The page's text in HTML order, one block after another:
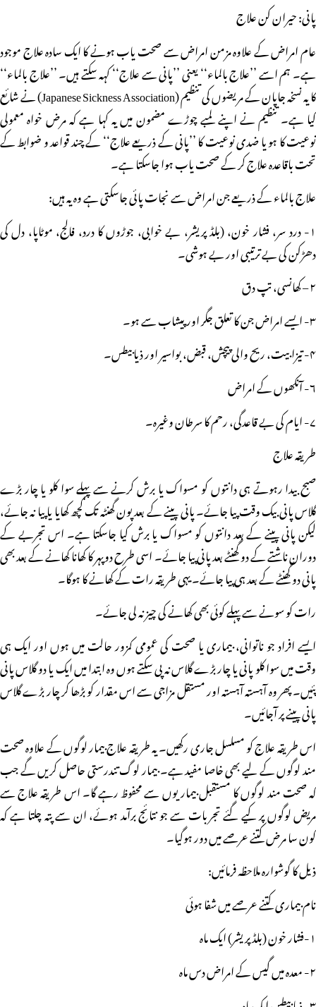
پانی: حیران کن علاج
عام امراض کے علاوہ مزمن امراض سے صحت یاب ہونے کا ایک سادہ علاج موجود
ہے۔ ہم اسے ’’علاج بالماء‘‘ یعنی ’’پانی سے علاج‘‘ کہہ سکتے ہیں۔ ’’علاج بالماء‘‘
کا یہ نسخہ جاپان کے مریضوں کی تنظیم (Japanese Sickness Association) نے شائع
کیا ہے۔ تنظیم نے اپنے لمبے چوڑے مضمون میں یہ کہا ہے کہ مرض خواہ معمولی
نوعیت کا ہو یا ضدی نوعیت کا ’’پانی کے ذریعے علاج‘‘ کے چند قواعد و ضوابط کے
تحت باقاعدہ علاج کر کے صحت یاب ہوا جاسکتا ہے۔
علاج بالماء کے ذریعے جن امراض سے نجات پائی جاسکتی ہے وہ یہ ہیں:
۱- درد سر، فشار خون، (بلڈ پریشر، بے خوابی، جوڑوں کا درد، فالج، موٹاپا، دل کی
دھڑکن کی بے ترتیبی اور بے ہوشی۔
۲ – کھانسی، تپ دق
۳- ایسے امراض جن کا تعلق جگر اور پیشاب سے ہو۔
۴- تیزابیت، ریح والی پیچش، قبض، بواسیر اور ذیابیطس۔
۶- آنکھوں کے امراض
۷- ایام کی بے قاعدگی، رحم کا سرطان وغیرہ۔
طریقہ علاج
صبح بیدا رہوتے ہی دانتوں کو مسواک یا برش کرنے سے پہلے سوا کلو یا چار بڑے
گلاس پانی بیک وقت پیا جائے۔ پانی پینے کے بعد پون گھنٹہ تک کچھ کھایا یا پیا نہ جائے،
لیکن پانی پینے کے بعد دانتوں کو مسواک یا برش کیا جاسکتا ہے۔ اس تجربے کے
دوران ناشتے کے دو گھنٹے بعد پانی پیا جائے۔ اسی طرح دوپہر کا کھانا کھانے کے بعد بھی
پانی دو گھنٹے کے بعد ہی پیا جائے۔ یہی طریقہ رات کے کھانے کا ہوگا۔
رات کو سونے سے پہلے کوئی بھی کھانے کی چیز نہ لی جائے۔
ایسے افراد جو ناتوانی، بیماری یا صحت کی عمومی کمزور حالت میں ہوں اور ایک ہی
وقت میں سوا کلو پانی یا چار بڑے گلاس نہ پی سکتے ہوں وہ ابتدا میں ایک یا دو گلاس پانی
پئیں۔ پھر وہ آہستہ آہستہ اور مستقل مزاجی سے اس مقدار کو بڑھا کر چار بڑے گلاس
پانی پینے پر آجائیں۔
اس طریقہ علاج کو مسلسل جاری رکھیں۔ یہ طریقہ علاج بیمار لوگوں کے علاوہ صحت
مند لوگوں کے لیے بھی خاصا مفید ہے۔ بیمار لوگ تندرستی حاصل کریں گے جب
کہ صحت مند لوگوں کا مستقبل بیماریوں سے محفوظ رہے گا۔ اس طریقہ علاج سے
مریض لوگوں پر کیے گئے تجربات سے جو نتائج برآمد ہوئے، ان سے پتہ چلتا ہے کہ
کون سا مرض کتنے عرصے میں دور ہوگیا۔
ذیل کا گوشوارہ ملاحظہ فرمائیں:
نام بیماری کتنے عرصے میں شفا ہوئی
۱-فشار خون (بلڈ پریشر) ایک ماہ
۲- معدہ میں گیس کے امراض دس ماہ